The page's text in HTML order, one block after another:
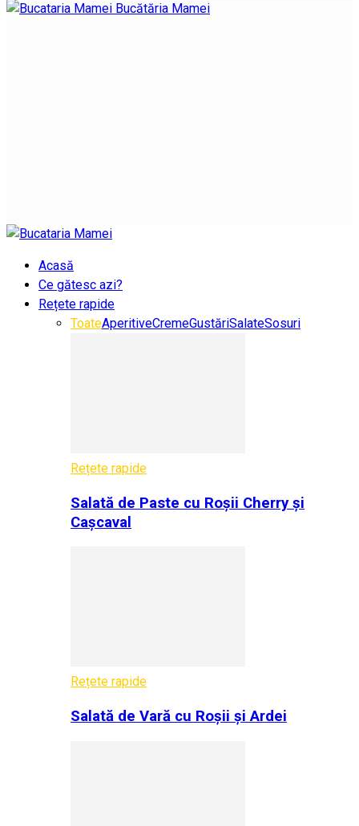
Bucătăria Mamei
Acasă
Ce gătesc azi?
Rețete rapide
ToateAperitiveCremeGustăriSalateSosuri
Rețete rapide
Salată de Paste cu Roșii Cherry și
Cașcaval
Rețete rapide
Salată de Vară cu Roșii și Ardei